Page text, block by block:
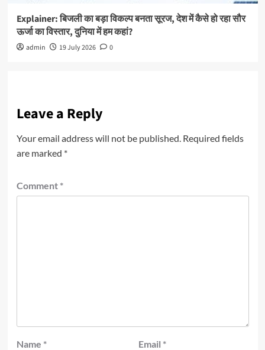
Explainer: बिजली का बड़ा विकल्प बनता सूरज, देश में कैसे हो रहा सौर
ऊर्जा का विस्तार, दुनिया में हम कहां?
admin 19 July 2026 0
Leave a Reply
Your email address will not be published. Required fields
are marked *
Comment *
Name * Email *